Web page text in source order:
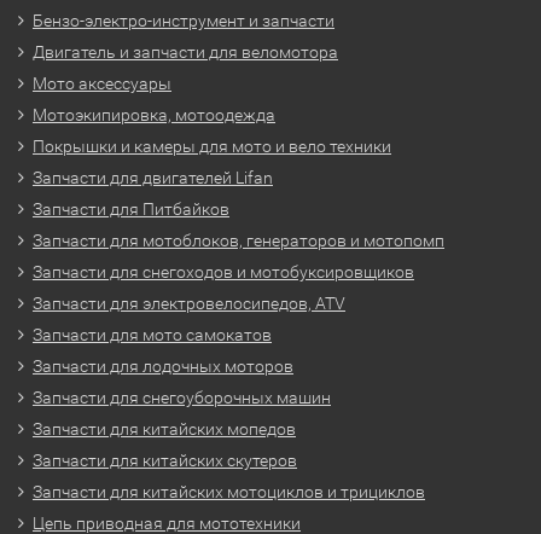
Бензо-электро-инструмент и запчасти
Двигатель и запчасти для веломотора
Мото аксессуары
Мотоэкипировка, мотоодежда
Покрышки и камеры для мото и вело техники
Запчасти для двигателей Lifan
Запчасти для Питбайков
Запчасти для мотоблоков, генераторов и мотопомп
Запчасти для снегоходов и мотобуксировщиков
Запчасти для электровелосипедов, ATV
Запчасти для мото самокатов
Запчасти для лодочных моторов
Запчасти для снегоуборочных машин
Запчасти для китайских мопедов
Запчасти для китайских скутеров
Запчасти для китайских мотоциклов и трициклов
Цепь приводная для мототехники